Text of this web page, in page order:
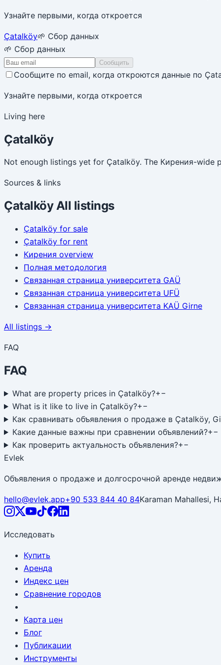
Узнайте первыми, когда откроется
Çatalköy🌱 Сбор данных
🌱 Сбор данных
Сообщить
Сообщите по email, когда откроются данные по
Узнайте первыми, когда откроется
Living here
Çatalköy
Not enough listings yet for Çatalköy. The Кирения-
Sources & links
Çatalköy All listings
Çatalköy for sale
Çatalköy for rent
Кирения overview
Полная методология
Связанная страница университета GAÜ
Связанная страница университета UFÜ
Связанная страница университета KAÜ Girne
All listings →
FAQ
FAQ
What are property prices in Çatalköy?+−
What is it like to live in Çatalköy?+−
Как сравнивать объявления о продаже в Çatalköy,
Какие данные важны при сравнении объявлений?+−
Как проверить актуальность объявления?+−
Evlek
Объявления о продаже и долгосрочной аренде
hello@evlek.app+90 533 844 40 84Karaman Mahallesi,
Исследовать
Купить
Аренда
Индекс цен
Сравнение городов
Карта цен
Блог
Публикации
Инструменты